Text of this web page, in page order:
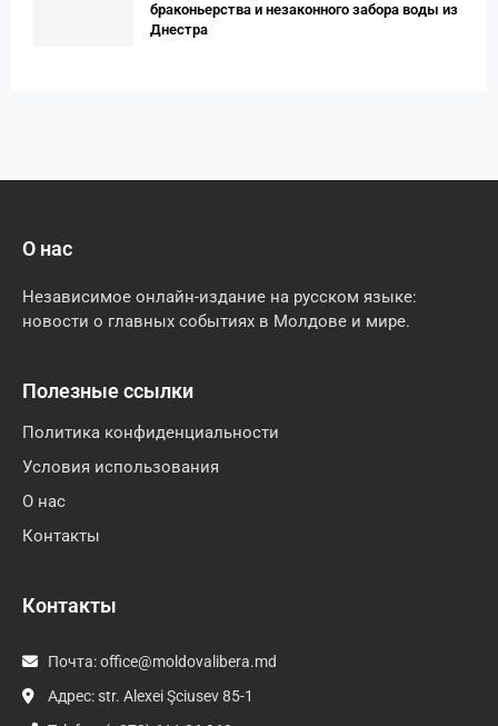
браконьерства и незаконного забора воды из
Днестра
О нас
Независимое онлайн-издание на русском языке:
новости о главных событиях в Молдове и мире.
Полезные ссылки
Политика конфиденциальности
Условия использования
О нас
Контакты
Контакты
Почта:office@moldovalibera.md
Адрес: str. Alexei Şciusev 85-1